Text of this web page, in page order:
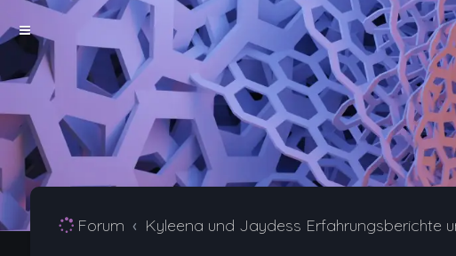
Forum Kyleena und Jaydess Erfahrungsberichte